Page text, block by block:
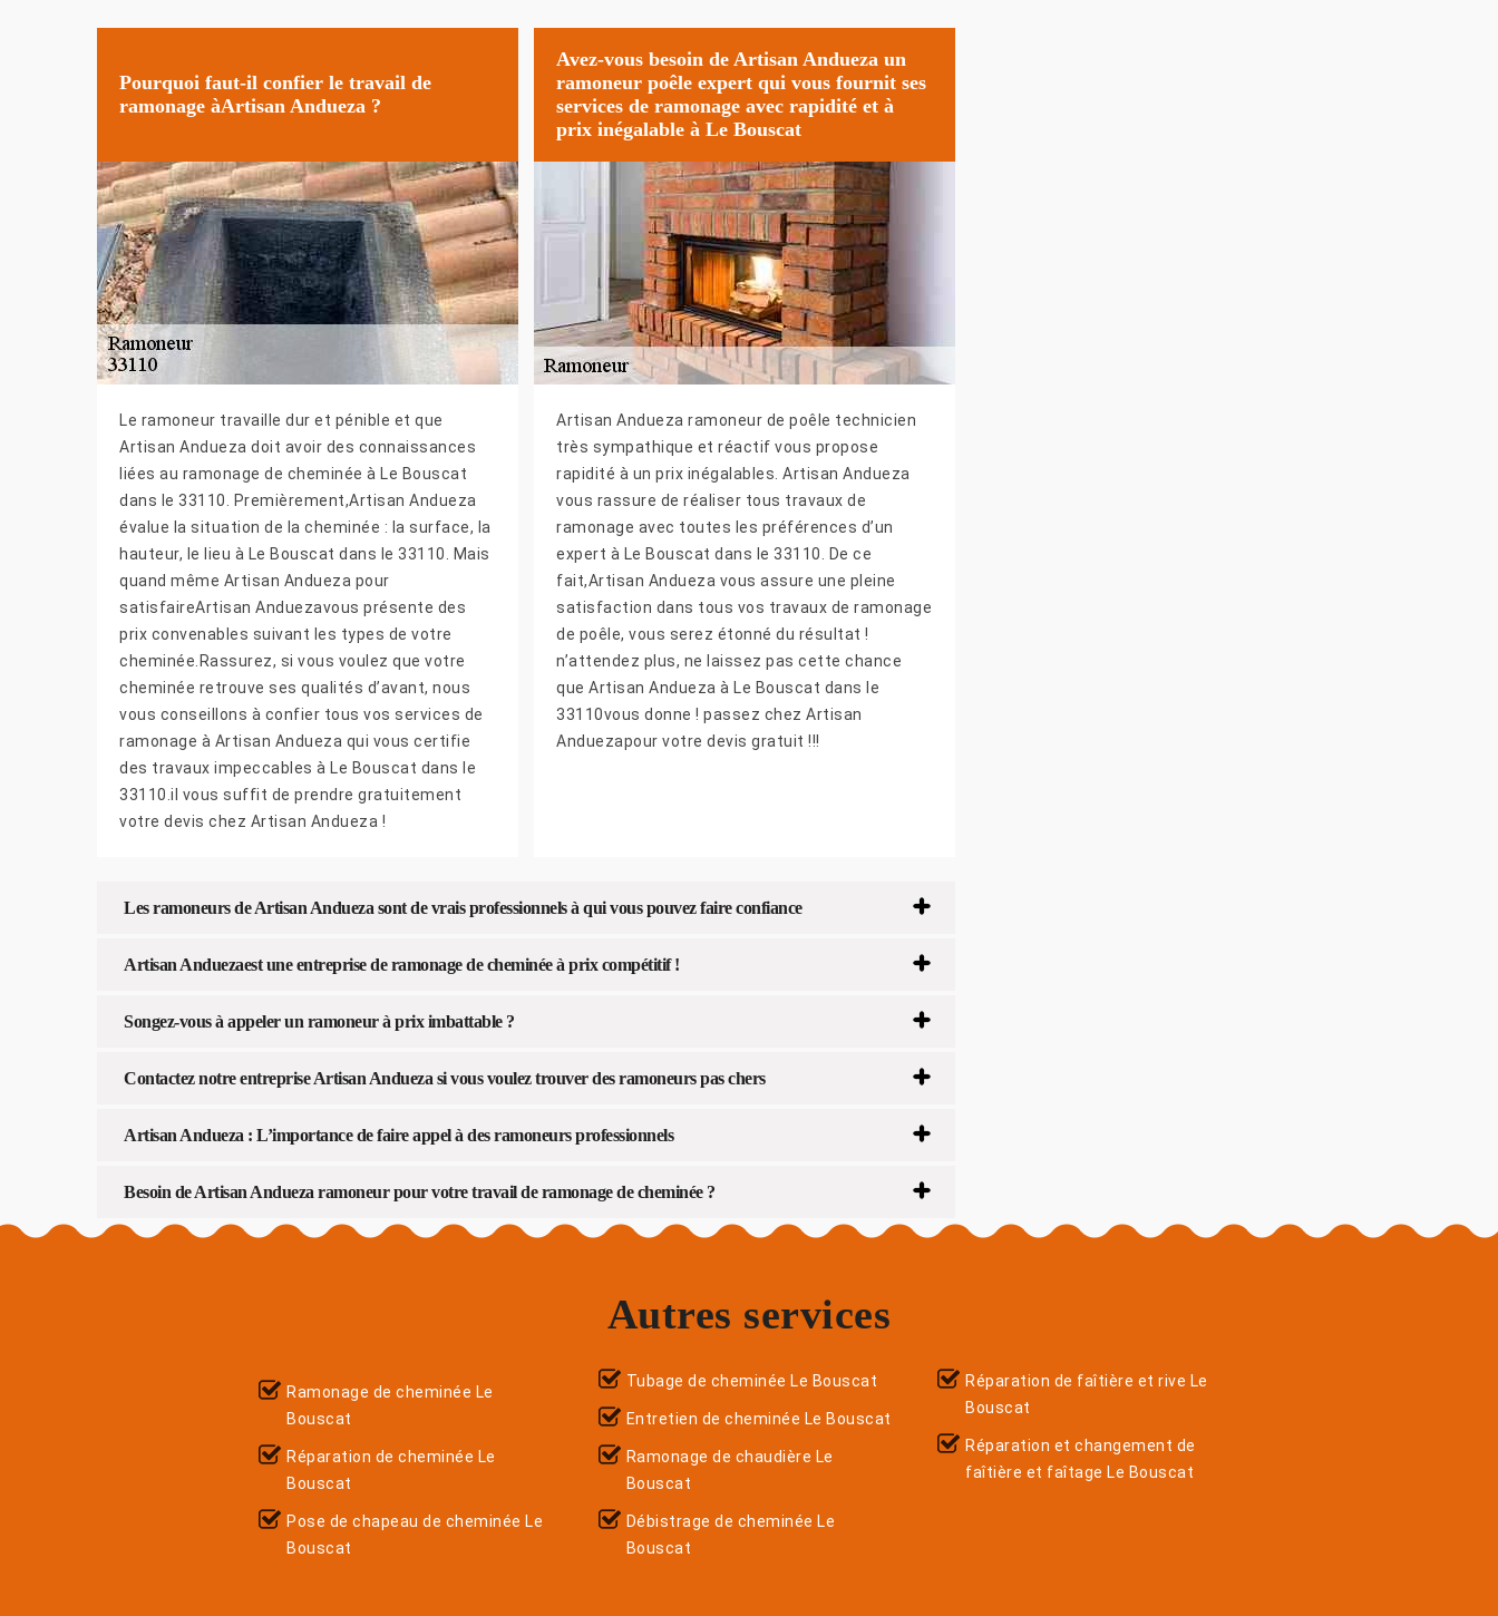
Pourquoi faut-il confier le travail de
ramonage àArtisan Andueza ?
Le ramoneur travaille dur et pénible et que
Artisan Andueza doit avoir des connaissances
liées au ramonage de cheminée à Le Bouscat
dans le 33110. Premièrement,Artisan Andueza
évalue la situation de la cheminée : la surface, la
hauteur, le lieu à Le Bouscat dans le 33110. Mais
quand même Artisan Andueza pour
satisfaireArtisan Anduezavous présente des
prix convenables suivant les types de votre
cheminée.Rassurez, si vous voulez que votre
cheminée retrouve ses qualités d’avant, nous
vous conseillons à confier tous vos services de
ramonage à Artisan Andueza qui vous certifie
des travaux impeccables à Le Bouscat dans le
33110.il vous suffit de prendre gratuitement
votre devis chez Artisan Andueza !
Avez-vous besoin de Artisan Andueza un
ramoneur poêle expert qui vous fournit ses
services de ramonage avec rapidité et à
prix inégalable à Le Bouscat
Artisan Andueza ramoneur de poêle technicien
très sympathique et réactif vous propose
rapidité à un prix inégalables. Artisan Andueza
vous rassure de réaliser tous travaux de
ramonage avec toutes les préférences d’un
expert à Le Bouscat dans le 33110. De ce
fait,Artisan Andueza vous assure une pleine
satisfaction dans tous vos travaux de ramonage
de poêle, vous serez étonné du résultat !
n’attendez plus, ne laissez pas cette chance
que Artisan Andueza à Le Bouscat dans le
33110vous donne ! passez chez Artisan
Anduezapour votre devis gratuit !!!
Les ramoneurs de Artisan Andueza sont de vrais professionnels à qui vous pouvez faire confiance
Artisan Anduezaest une entreprise de ramonage de cheminée à prix compétitif !
Songez-vous à appeler un ramoneur à prix imbattable ?
Contactez notre entreprise Artisan Andueza si vous voulez trouver des ramoneurs pas chers
Artisan Andueza : L’importance de faire appel à des ramoneurs professionnels
Besoin de Artisan Andueza ramoneur pour votre travail de ramonage de cheminée ?
Autres services
Ramonage de cheminée Le
Bouscat
Réparation de cheminée Le
Bouscat
Pose de chapeau de cheminée Le
Bouscat
Tubage de cheminée Le Bouscat
Entretien de cheminée Le Bouscat
Ramonage de chaudière Le
Bouscat
Débistrage de cheminée Le
Bouscat
Réparation de faîtière et rive Le
Bouscat
Réparation et changement de
faîtière et faîtage Le Bouscat